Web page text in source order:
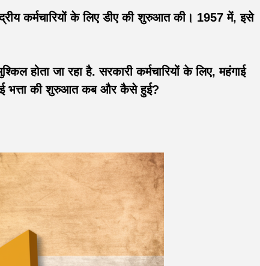
कर्मचारियों के लिए डीए की शुरुआत की। 1957 में, इसे
जा रहा है. सरकारी कर्मचारियों के लिए, महंगाई
भत्ता की शुरुआत कब और कैसे हुई?